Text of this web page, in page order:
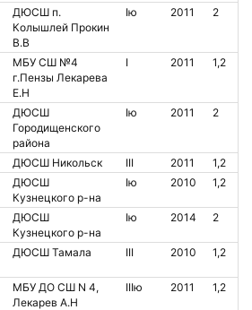
ДЮСШ п.
Колышлей Прокин
В.В
Iю 2011 2
МБУ СШ №4
г.Пензы Лекарева
Е.Н
I 2011 1,2
ДЮСШ
Городищенского
района
Iю 2011 2
ДЮСШ Никольск III 2011
1,2
ДЮСШ
Кузнецкого р-на
Iю 2010 1,2
ДЮСШ
Кузнецкого р-на
Iю 2014 2
ДЮСШ Тамала III 2010 1,2
МБУ ДО СШ N 4,
Лекарев А.Н
IIIю 2011 1,2